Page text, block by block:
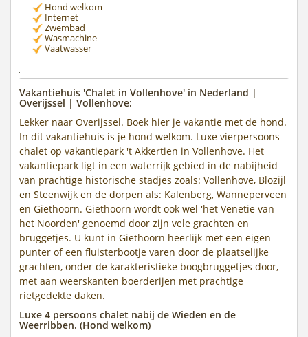
Hond welkom
Internet
Zwembad
Wasmachine
Vaatwasser
Vakantiehuis 'Chalet in Vollenhove' in Nederland |
Overijssel | Vollenhove:
Lekker naar Overijssel. Boek hier je vakantie met de hond.
In dit vakantiehuis is je hond welkom. Luxe vierpersoons
chalet op vakantiepark 't Akkertien in Vollenhove. Het
vakantiepark ligt in een waterrijk gebied in de nabijheid
van prachtige historische stadjes zoals: Vollenhove, Blozijl
en Steenwijk en de dorpen als: Kalenberg, Wanneperveen
en Giethoorn. Giethoorn wordt ook wel 'het Venetië van
het Noorden' genoemd door zijn vele grachten en
bruggetjes. U kunt in Giethoorn heerlijk met een eigen
punter of een fluisterbootje varen door de plaatselijke
grachten, onder de karakteristieke boogbruggetjes door,
met aan weerskanten boerderijen met prachtige
rietgedekte daken.
Luxe 4 persoons chalet nabij de Wieden en de
Weerribben. (Hond welkom)